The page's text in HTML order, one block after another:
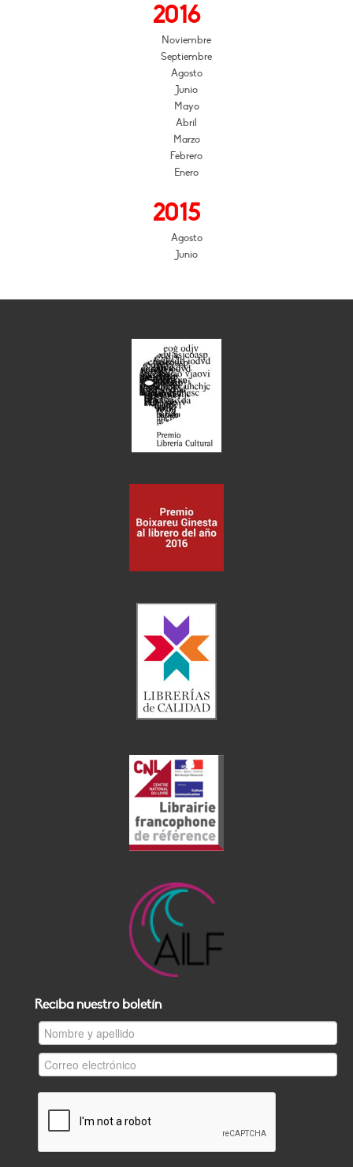
2016
Noviembre
Septiembre
Agosto
Junio
Mayo
Abril
Marzo
Febrero
Enero
2015
Agosto
Junio
Reciba nuestro boletín